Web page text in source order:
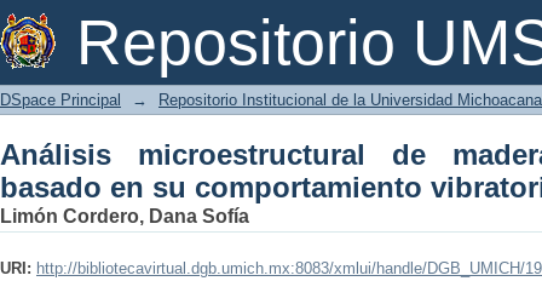
Repositorio
Análisis microestructural de madera
vibratorio
DSpace Principal → Repositorio Institucional de la Universidad
Análisis microestructural de
basado en su comportamiento
Limón Cordero, Dana Sofía
URI: http://bibliotecavirtual.dgb.umich.mx:8083/xmlui/handle/DGB_UMICH/